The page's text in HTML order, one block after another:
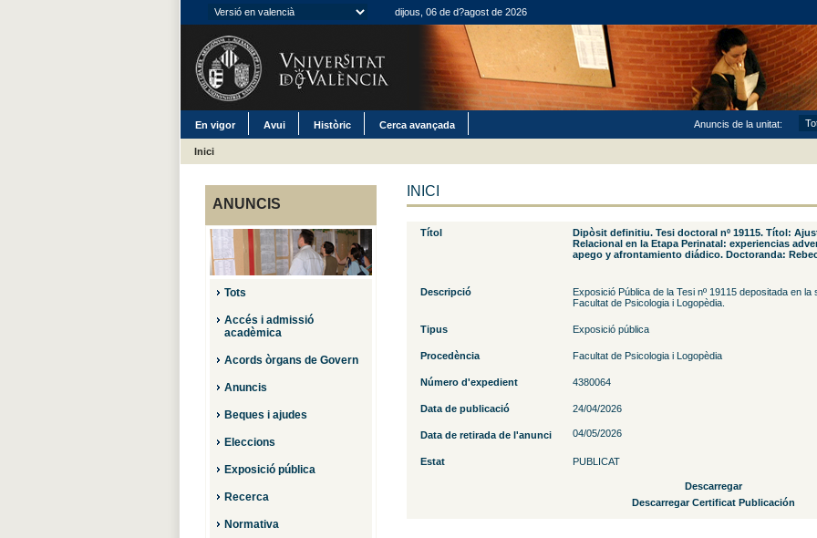
dijous, 06 de d?agost de 2026
En vigor Avui Històric Cerca avançada Anuncis de la unitat:
Inici
ANUNCIS
Tots
Accés i admissió
acadèmica
Acords òrgans de Govern
Anuncis
Beques i ajudes
Eleccions
Exposició pública
Recerca
Normativa
INICI
Títol
Dipòsit definitiu. Tesi doctoral nº 19115. Títol:
Relacional en la Etapa Perinatal: experiencias
apego y afrontamiento diádico. Doctoranda:
Descripció
Exposició Pública de la Tesi nº 19115 depositada en la
Facultat de Psicologia i Logopèdia.
Tipus Exposició pública
Procedència Facultat de Psicologia i Logopèdia
Número d'expedient 4380064
Data de publicació 24/04/2026
Data de retirada de l'anunci 04/05/2026
Estat PUBLICAT
Descarregar
Descarregar Certificat Publicación